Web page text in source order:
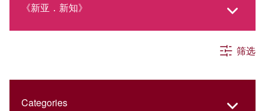
《新亚．新知》
社交媒体专栏
筛选
Categories